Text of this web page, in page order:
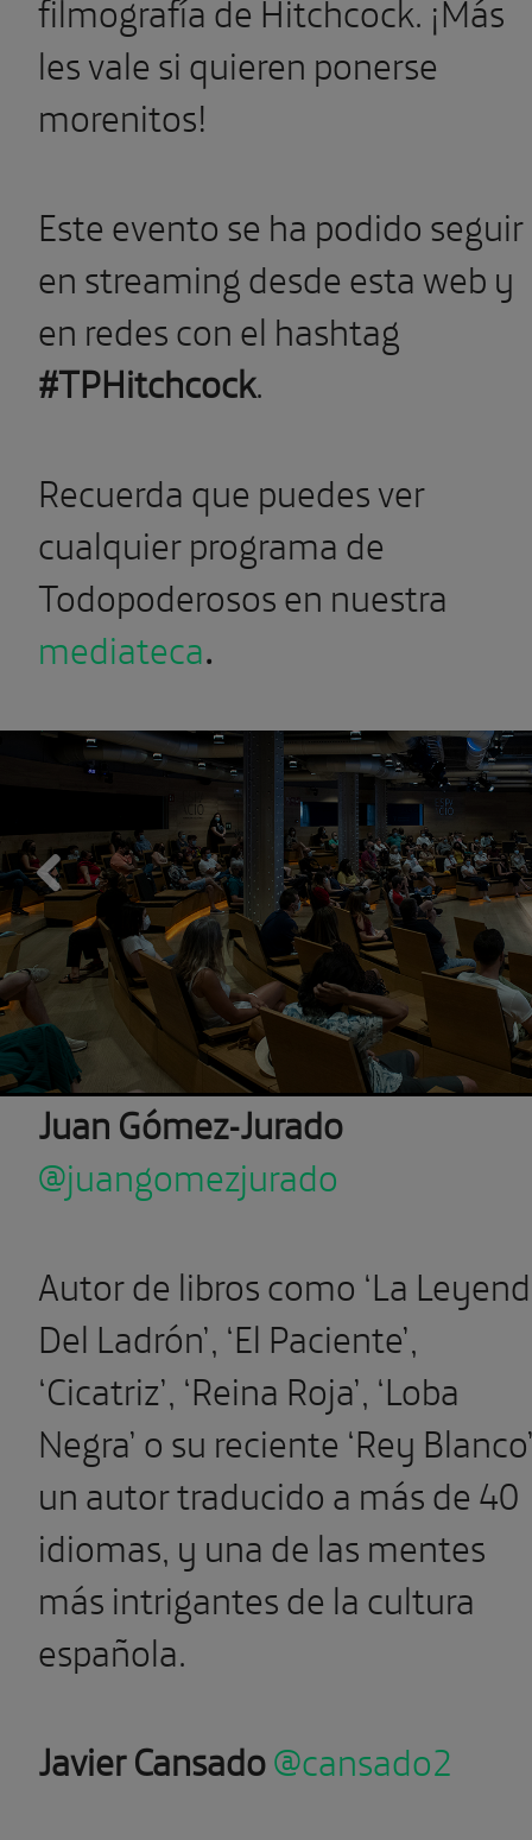
les vale si quieren ponerse
morenitos!
Este evento se ha podido seguir
en streaming desde esta web y
en redes con el hashtag
#TPHitchcock.
Recuerda que puedes ver
cualquier programa de
Todopoderosos en nuestra
mediateca.
Previous
Juan Gómez-Jurado
@juangomezjurado
Autor de libros como ‘La
Del Ladrón’, ‘El Paciente’,
‘Cicatriz’, ‘Reina Roja’, ‘Loba
Negra’ o su reciente ‘Rey
un autor traducido a más de 40
idiomas, y una de las mentes
más intrigantes de la cultura
española.
Javier Cansado@cansado2